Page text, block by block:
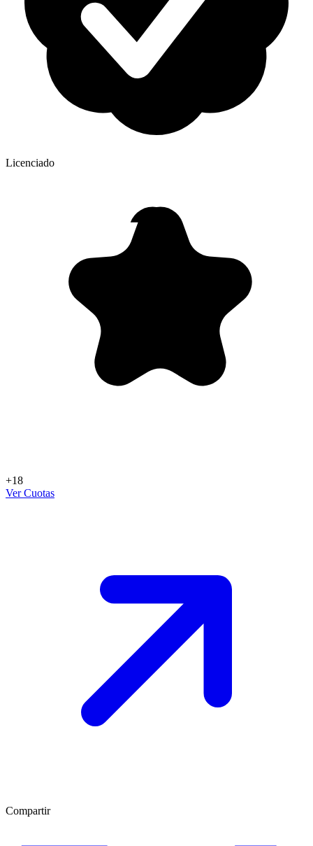
Licenciado
+18
Ver Cuotas
Compartir